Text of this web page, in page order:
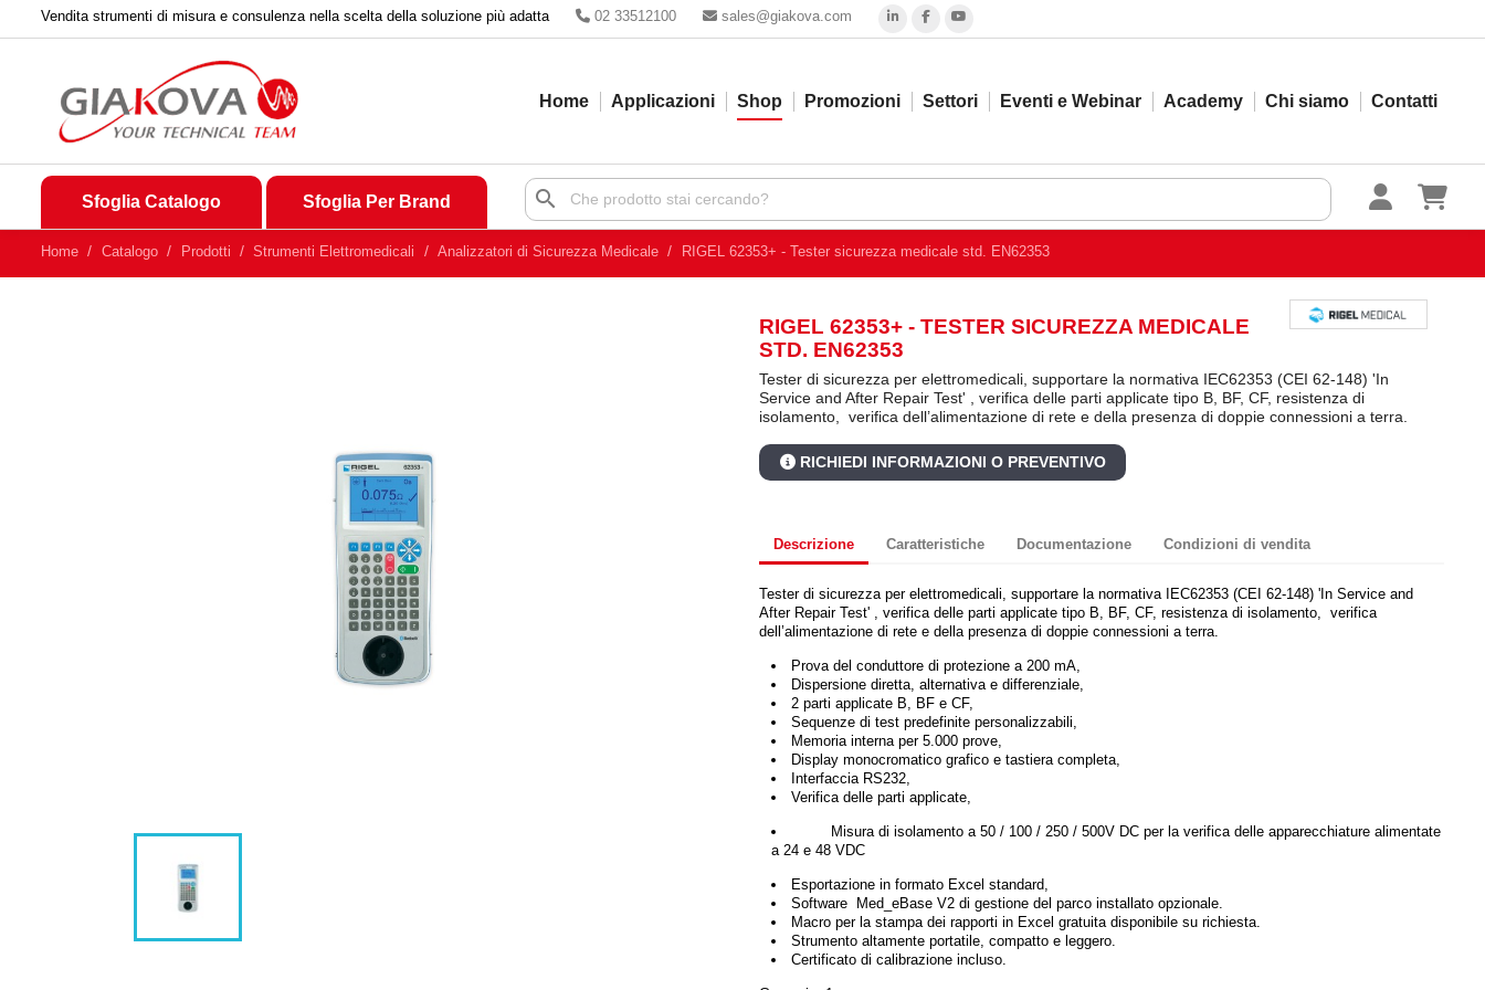
Vendita strumenti di misura e consulenza nella scelta della soluzione più adatta 02 33512100 sales@giakova.com
Home Applicazioni Shop Promozioni Settori Eventi e Webinar Academy Chi siamo Contatti
Sfoglia Catalogo Sfoglia Per Brand search
Home Catalogo Prodotti Strumenti Elettromedicali Analizzatori di Sicurezza Medicale RIGEL 62353+ - Tester sicurezza medicale std. EN62353
RIGEL 62353+ - TESTER SICUREZZA MEDICALE
STD. EN62353
Tester di sicurezza per elettromedicali, supportare la normativa IEC62353 (CEI 62-148) 'In
Service and After Repair Test' , verifica delle parti applicate tipo B, BF, CF, resistenza di
isolamento, verifica dell’alimentazione di rete e della presenza di doppie connessioni a terra.
RICHIEDI INFORMAZIONI O PREVENTIVO
Descrizione Caratteristiche Documentazione Condizioni di vendita
Tester di sicurezza per elettromedicali, supportare la normativa IEC62353 (CEI 62-148) 'In Service and
After Repair Test' , verifica delle parti applicate tipo B, BF, CF, resistenza di isolamento, verifica
dell’alimentazione di rete e della presenza di doppie connessioni a terra.
Prova del conduttore di protezione a 200 mA,
Dispersione diretta, alternativa e differenziale,
2 parti applicate B, BF e CF,
Sequenze di test predefinite personalizzabili,
Memoria interna per 5.000 prove,
Display monocromatico grafico e tastiera completa,
Interfaccia RS232,
Verifica delle parti applicate,
Misura di isolamento a 50 / 100 / 250 / 500V DC per la verifica delle apparecchiature alimentate
a 24 e 48 VDC
Esportazione in formato Excel standard,
Software Med_eBase V2 di gestione del parco installato opzionale.
Macro per la stampa dei rapporti in Excel gratuita disponibile su richiesta.
Strumento altamente portatile, compatto e leggero.
Certificato di calibrazione incluso.